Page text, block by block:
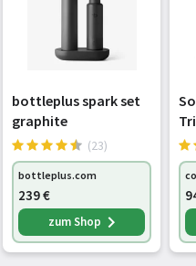
bottleplus spark set
graphite
(23)
bottleplus.com
239€
zum Shop